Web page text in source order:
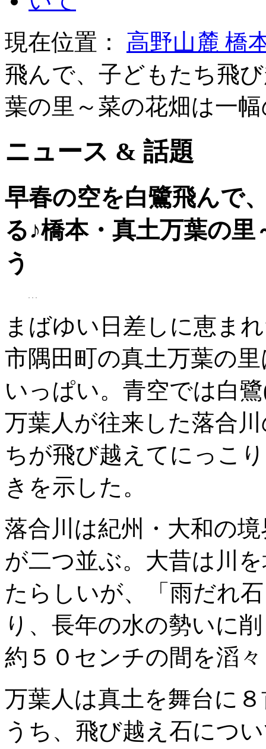
現在位置： 高野山麓 橋
飛んで、子どもたち飛
葉の里～菜の花畑は一
ニュース & 話題
早春の空を白鷺飛んで
る♪橋本・真土万葉の
う
まばゆい日差しに恵ま
市隅田町の真土万葉の
いっぱい。青空では白
万葉人が往来した落合
ちが飛び越えてにっこ
きを示した。
落合川は紀州・大和の
が二つ並ぶ。大昔は川
たらしいが、「雨だれ
り、長年の水の勢いに
約５０センチの間を滔
万葉人は真土を舞台に
うち、飛び越え石につ